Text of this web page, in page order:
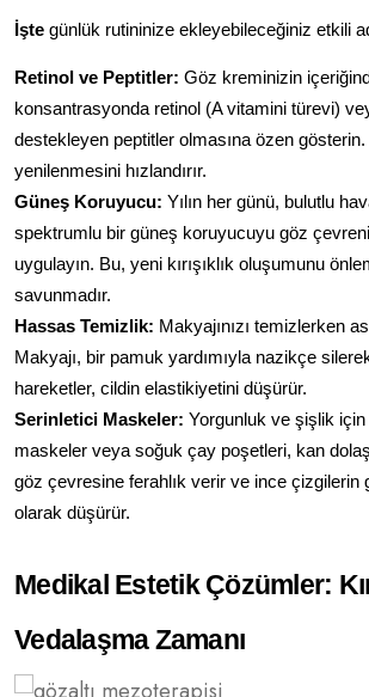
İşte günlük rutininize ekleyebileceğiniz etkili
Retinol ve Peptitler: Göz kreminizin
konsantrasyonda retinol (A vitamini türevi)
destekleyen peptitler olmasına özen
yenilenmesini hızlandırır.
Güneş Koruyucu: Yılın her günü, bulutlu
spektrumlu bir güneş koruyucuyu göz
uygulayın. Bu, yeni kırışıklık oluşumunu
savunmadır.
Hassas Temizlik: Makyajınızı temizlerken
Makyajı, bir pamuk yardımıyla nazikçe
hareketler, cildin elastikiyetini düşürür.
Serinletici Maskeler: Yorgunluk ve şişlik için
maskeler veya soğuk çay poşetleri, kan
göz çevresine ferahlık verir ve ince çizgilerin
olarak düşürür.
Medikal Estetik Çözümler:
Vedalaşma Zamanı